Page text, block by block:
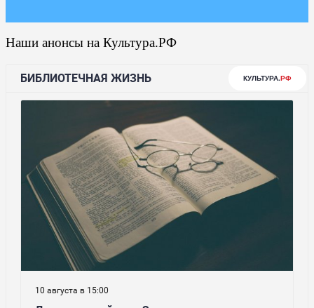
Наши анонсы на Культура.РФ